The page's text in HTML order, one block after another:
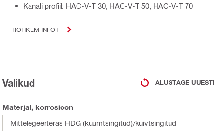
Kanali profiil: HAC-V-T 30, HAC-V-T 50, HAC-V-T 70
ROHKEM INFOT
Valikud ALUSTAGE UUESTI
Materjal, korrosioon
Mittelegeerteras HDG (kuumtsingitud)/kuivtsingitud